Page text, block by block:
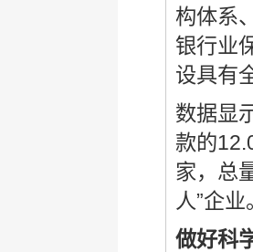
构体系
银行业
设具有
数据显
款的
家，总
人”企业
做好科